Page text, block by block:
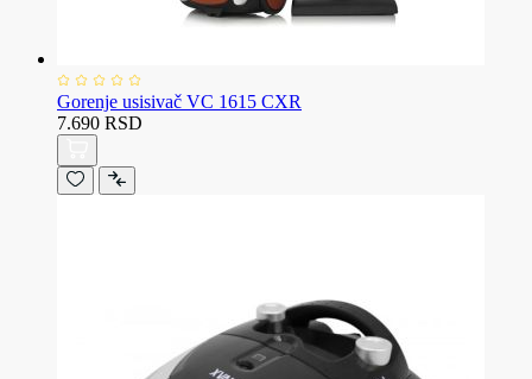
Gorenje usisivač VC 1615 CXR
7.690 RSD